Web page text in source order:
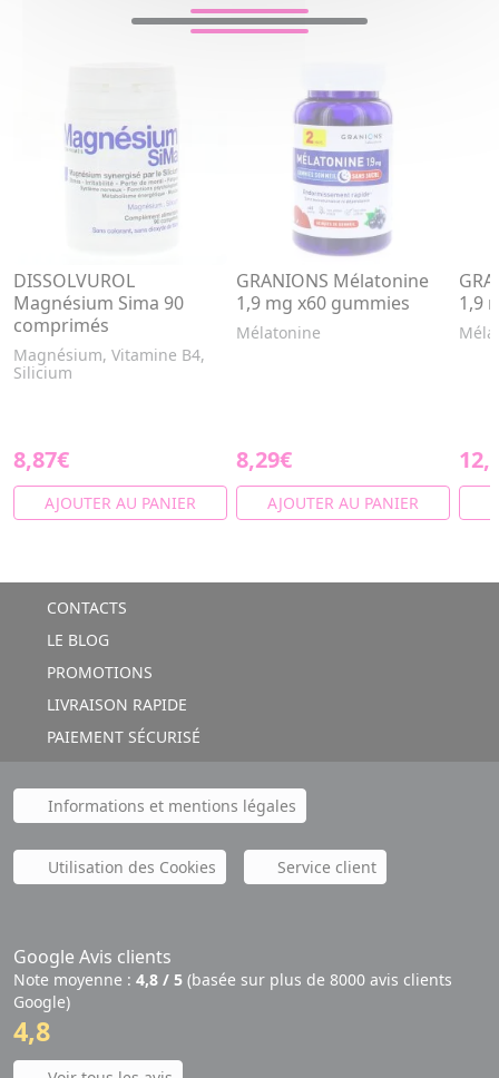
DISSOLVUROL
Magnésium Sima 90
comprimés
Magnésium, Vitamine B4,
Silicium
8,87€
AJOUTER AU PANIER
GRANIONS Mélatonine
1,9 mg x60 gummies
Mélatonine
8,29€
AJOUTER AU PANIER
1,9
CONTACTS
LE BLOG
PROMOTIONS
LIVRAISON RAPIDE
PAIEMENT SÉCURISÉ
Informations et mentions légales
Utilisation des Cookies Service client
Google Avis clients
Note moyenne : 4,8 / 5 (basée sur plus de 8000 avis clients
Google)
4,8